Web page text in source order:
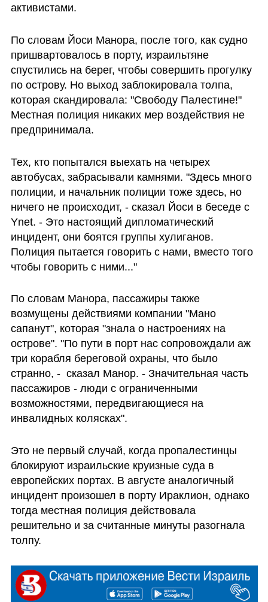
активистами.
По словам Йоси Манора, после того, как судно
пришвартовалось в порту, израильтяне
спустились на берег, чтобы совершить прогулку
по острову. Но выход заблокировала толпа,
которая скандировала: "Свободу Палестине!"
Местная полиция никаких мер воздействия не
предпринимала.
Тех, кто попытался выехать на четырех
автобусах, забрасывали камнями. "Здесь много
полиции, и начальник полиции тоже здесь, но
ничего не происходит, - сказал Йоси в беседе с
Ynet. - Это настоящий дипломатический
инцидент, они боятся группы хулиганов.
Полиция пытается говорить с нами, вместо того
чтобы говорить с ними..."
По словам Манора, пассажиры также
возмущены действиями компании "Мано
сапанут", которая "знала о настроениях на
острове". "По пути в порт нас сопровождали аж
три корабля береговой охраны, что было
странно, -  сказал Манор. - Значительная часть
пассажиров - люди с ограниченными
возможностями, передвигающиеся на
инвалидных колясках".
Это не первый случай, когда пропалестинцы
блокируют израильские круизные суда в
европейских портах. В августе аналогичный
инцидент произошел в порту Ираклион, однако
тогда местная полиция действовала
решительно и за считанные минуты разогнала
толпу.